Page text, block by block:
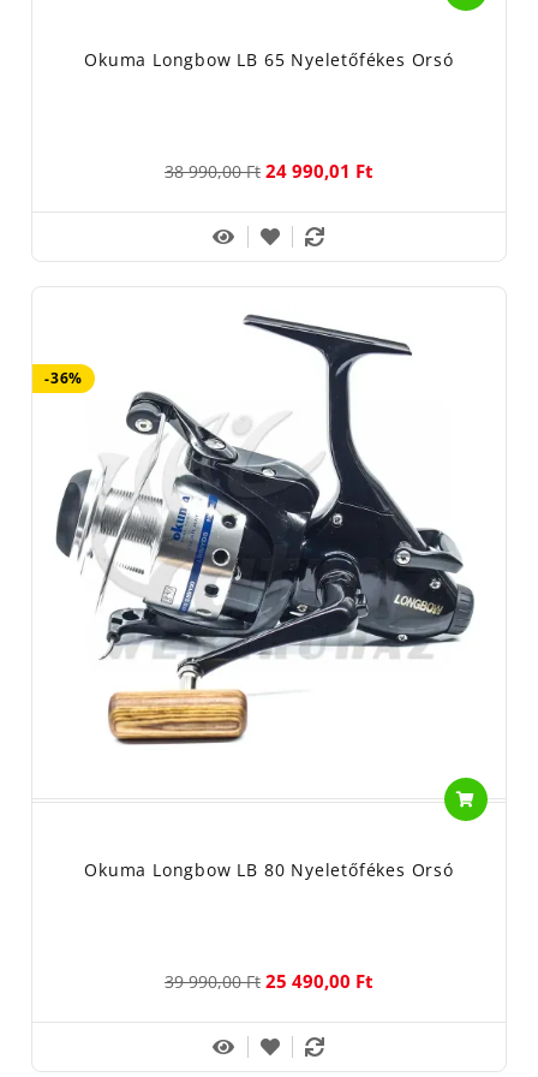
Okuma Longbow LB 65 Nyeletőfékes Orsó
38 990,00 Ft 24 990,01 Ft
-36%
Okuma Longbow LB 80 Nyeletőfékes Orsó
39 990,00 Ft 25 490,00 Ft